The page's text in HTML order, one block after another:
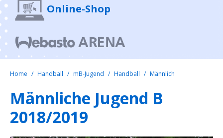
Online-Shop
Home Handball mB-Jugend Handball Männlich
Männliche Jugend B
2018/2019